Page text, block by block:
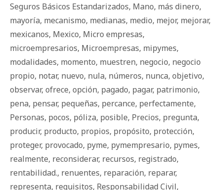
Seguros Básicos Estandarizados, Mano, más dinero,
mayoría, mecanismo, medianas, medio, mejor, mejorar,
mexicanos, Mexico, Micro empresas,
microempresarios, Microempresas, mipymes,
modalidades, momento, muestren, negocio, negocio
propio, notar, nuevo, nula, números, nunca, objetivo,
observar, ofrece, opción, pagado, pagar, patrimonio,
pena, pensar, pequeñas, percance, perfectamente,
Personas, pocos, póliza, posible, Precios, pregunta,
producir, producto, propios, propósito, protección,
proteger, provocado, pyme, pymempresario, pymes,
realmente, reconsiderar, recursos, registrado,
rentabilidad., renuentes, reparación, reparar,
representa, requisitos, Responsabilidad Civil,